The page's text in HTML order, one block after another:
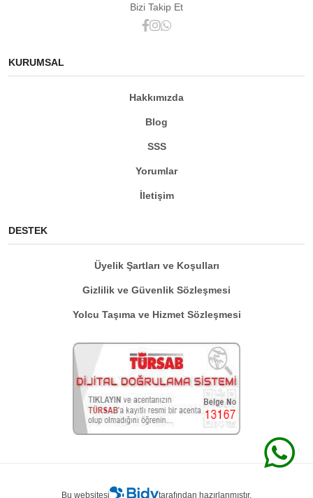
Bizi Takip Et
KURUMSAL
Hakkımızda
Blog
SSS
Yorumlar
İletişim
DESTEK
Üyelik Şartları ve Koşulları
Gizlilik ve Güvenlik Sözleşmesi
Yolcu Taşıma ve Hizmet Sözleşmesi
Bu websitesi tarafından hazırlanmıştır.